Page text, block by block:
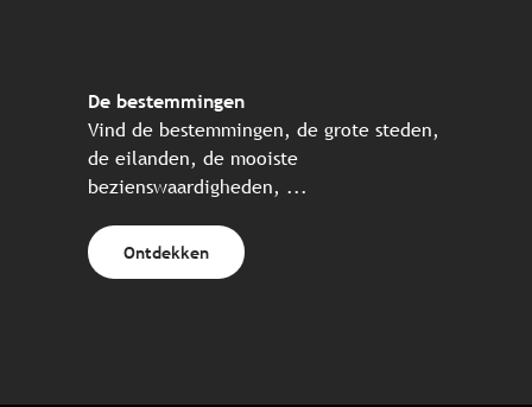
De bestemmingen
Vind de bestemmingen, de grote steden,
de eilanden, de mooiste
bezienswaardigheden, ...
Ontdekken